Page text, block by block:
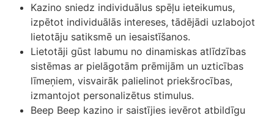
Kazino sniedz individuālus spēļu ieteikumus,
izpētot individuālās intereses, tādējādi uzlabojot
lietotāju satiksmē un iesaistīšanos.
Lietotāji gūst labumu no dinamiskas atlīdzības
sistēmas ar pielāgotām prēmijām un uzticības
līmeņiem, visvairāk palielinot priekšrocības,
izmantojot personalizētus stimulus.
Beep Beep kazino ir saistījies ievērot atbildīgu